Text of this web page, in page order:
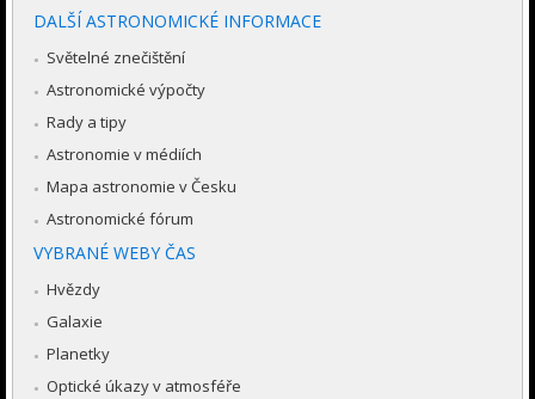
DALŠÍ ASTRONOMICKÉ INFORMACE
Světelné znečištění
Astronomické výpočty
Rady a tipy
Astronomie v médiích
Mapa astronomie v Česku
Astronomické fórum
VYBRANÉ WEBY ČAS
Hvězdy
Galaxie
Planetky
Optické úkazy v atmosféře